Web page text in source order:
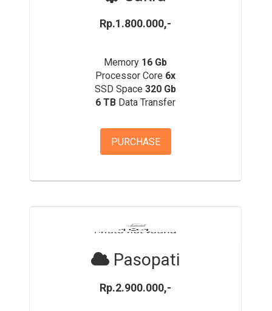
Rp.1.800.000,-
Memory 16 Gb
Processor Core 6x
SSD Space 320 Gb
6 TB Data Transfer
PURCHASE
Pasopati
Rp.2.900.000,-